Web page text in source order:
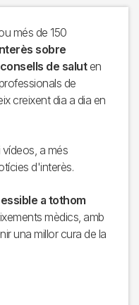
més de 150
sobre
de saluten
de
creixent dia a dia en
a més
d'interès.
a tothom
mèdics, amb
una millor cura de la